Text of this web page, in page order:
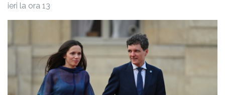
ieri la ora 13